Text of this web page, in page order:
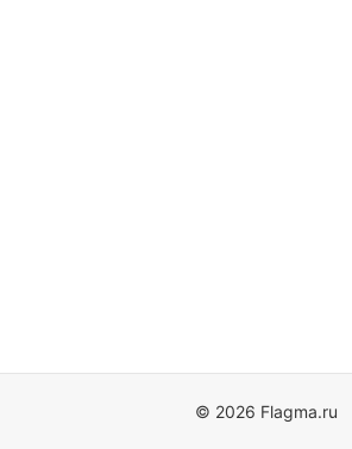
© 2026 Flagma.ru